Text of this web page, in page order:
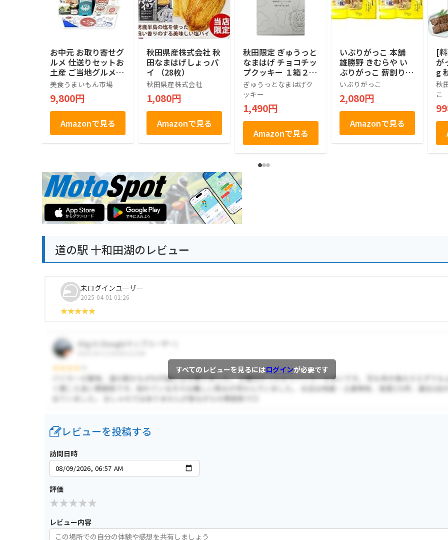
お中元 お取り寄せグ
ルメ 仕送りセットお
土産 ご当地グルメ
ギフト ご当地小包便
(L, 秋田県)
美食うまいもん市場
9,800円
Amazonで見る
秋田県産株式会社 秋
田なまはげしょっパ
イ （28枚）
秋田県産株式会社
1,080円
Amazonで見る
秋田限定 ぎゅうっと
なまはげ チョコチッ
プクッキー １箱２０
枚入
ぎゅうっとなまはげク
ッキー
1,490円
Amazonで見る
いぶりがっこ 本舗
雄勝野 きむらや い
ぶりがっこ 薪割り
おつまみ 秋田産 燻
製 たくあん 個包装 8
0g 2袋
いぶりがっこ
2,080円
Amazonで見る
[
が
g
つ
大
加
秋
こ
道の駅 十和田湖のレビュー
未ログインユーザー
2025-04-01 01:26
すべてのレビューを見るにはログインが必要です
レビューを投稿する
訪問日時
評価
レビュー内容